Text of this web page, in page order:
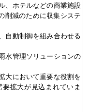
、ホテルなどの商業施設
削減のために収集システ
自動制御を組み合わせる
水管理ソリューションの
大において重要な役割を
拡大が見込まれていま